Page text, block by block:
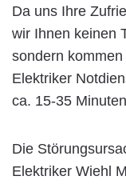
Da uns Ihre
wir Ihnen keinen
sondern
Elektriker
ca. 15-35
Die
Elektriker Wiehl